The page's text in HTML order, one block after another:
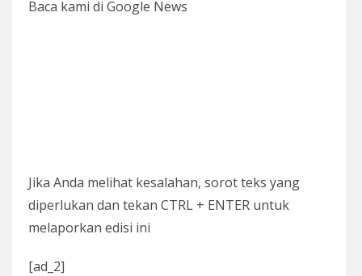
Baca kami di Google News
Jika Anda melihat kesalahan, sorot teks yang
diperlukan dan tekan CTRL + ENTER untuk
melaporkan edisi ini
[ad_2]